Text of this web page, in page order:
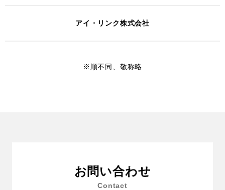
アイ・リンク株式会社
※順不同、敬称略
お問い合わせ
Contact